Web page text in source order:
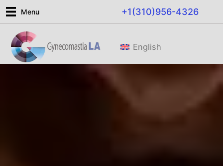
contenido
Menu +1(310)956-4326
English